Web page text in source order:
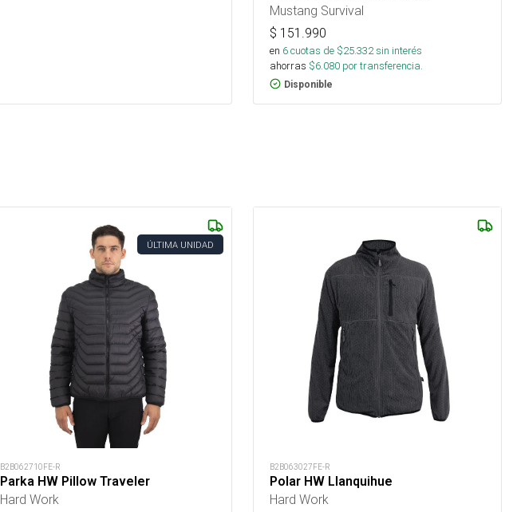
Mustang Survival
$ 151.990
en 6cuotas de $25.332sin interés
ahorras $6.080 por transferencia.
Disponible
ÚLTIMA UNIDAD
B2B062710FE-R
Parka HW Pillow Traveler
Hard Work
B2B063027FE-R
Polar HW Llanquihue
Hard Work